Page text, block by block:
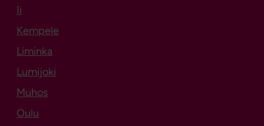
Ii
Kempele
Liminka
Lumijoki
Muhos
Oulu